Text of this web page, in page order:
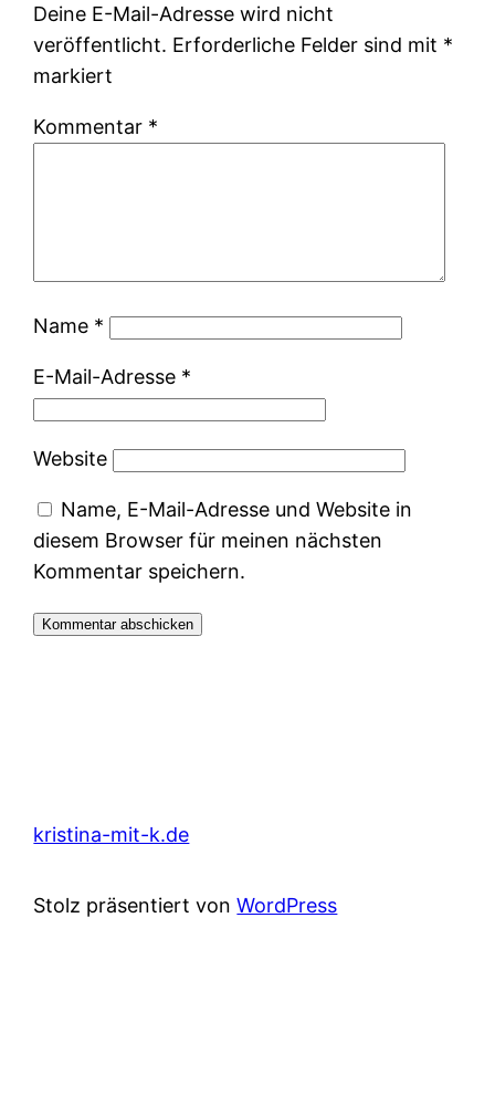
Deine E-Mail-Adresse wird nicht
veröffentlicht. Erforderliche Felder sind mit *
markiert
Kommentar *
Name *
E-Mail-Adresse *
Website
Name, E-Mail-Adresse und Website in
diesem Browser für meinen nächsten
Kommentar speichern.
kristina-mit-k.de
Stolz präsentiert vonWordPress